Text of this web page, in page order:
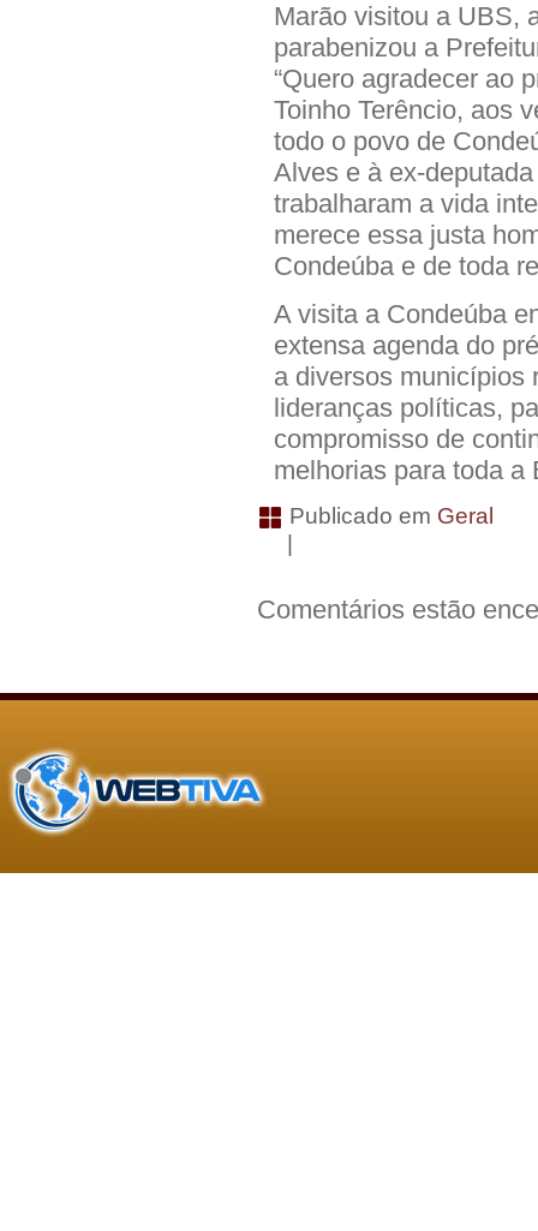
Marão visitou a UBS,
parabenizou a
“Quero agradecer ao
Toinho Terêncio, aos
todo o povo de
Alves e à ex-
trabalharam a vida
merece essa justa
Condeúba e de toda
A visita a Condeúba
extensa agenda do
a diversos municípios
lideranças políticas,
compromisso de
melhorias para toda a
Publicado em Geral
Comentários estão